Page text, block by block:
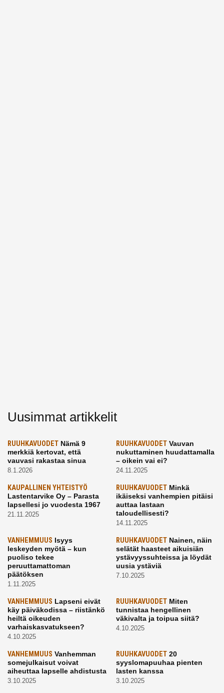
Uusimmat artikkelit
RUUHKAVUODET Nämä 9
merkkiä kertovat, että
vauvasi rakastaa sinua
8.1.2026
RUUHKAVUODETVauvan
nukuttaminen huudattamalla
– oikein vai ei?
24.11.2025
KAUPALLINEN YHTEISTYÖ
Lastentarvike Oy – Parasta
lapsellesi jo vuodesta 1967
21.11.2025
RUUHKAVUODETMinkä
ikäiseksi vanhempien pitäisi
auttaa lastaan
taloudellisesti?
14.11.2025
VANHEMMUUS Isyys
leskeyden myötä – kun
puoliso tekee
peruuttamattoman
päätöksen
1.11.2025
RUUHKAVUODETNainen, näin
selätät haasteet aikuisiän
ystävyyssuhteissa ja löydät
uusia ystäviä
7.10.2025
VANHEMMUUS Lapseni eivät
käy päiväkodissa – riistänkö
heiltä oikeuden
varhaiskasvatukseen?
4.10.2025
RUUHKAVUODETMiten
tunnistaa hengellinen
väkivalta ja toipua siitä?
4.10.2025
VANHEMMUUS Vanhemman
somejulkaisut voivat
aiheuttaa lapselle ahdistusta
3.10.2025
RUUHKAVUODET20
syyslomapuuhaa pienten
lasten kanssa
3.10.2025